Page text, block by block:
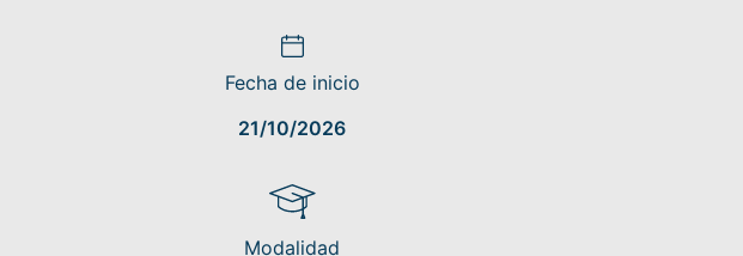
Fecha de inicio
21/10/2026
Modalidad